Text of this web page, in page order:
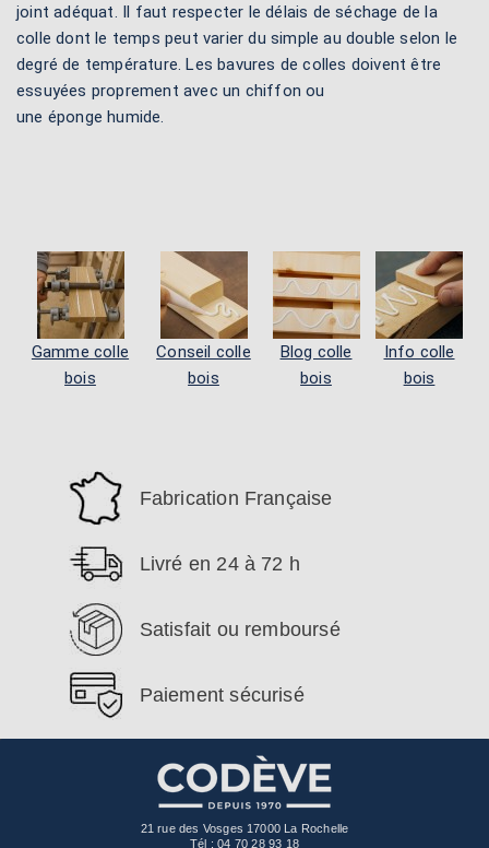
joint adéquat. Il faut respecter le délais de séchage de la
colle dont le temps peut varier du simple au double selon le
degré de température. Les bavures de colles doivent être
essuyées proprement avec un chiffon ou
une éponge humide.
Gamme colle
bois
Conseil colle
bois
Blog colle
bois
Info colle
bois
Fabrication Française
Livré en 24 à 72 h
Satisfait ou remboursé
Paiement sécurisé
21 rue des Vosges 17000 La Rochelle
Tél :04 70 28 93 18